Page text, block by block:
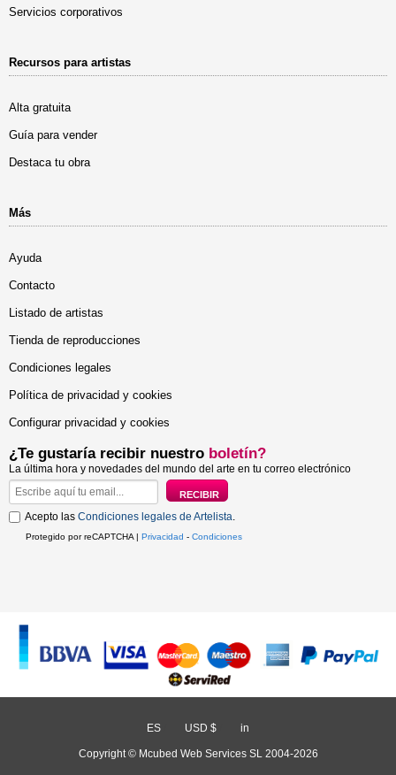
Servicios corporativos
Recursos para artistas
Alta gratuita
Guía para vender
Destaca tu obra
Más
Ayuda
Contacto
Listado de artistas
Tienda de reproducciones
Condiciones legales
Política de privacidad y cookies
Configurar privacidad y cookies
¿Te gustaría recibir nuestro boletín?
La última hora y novedades del mundo del arte en tu correo electrónico
Acepto las Condiciones legales de Artelista.
Protegido por reCAPTCHA | Privacidad - Condiciones
ES USD $ in
Copyright © Mcubed Web Services SL 2004-2026